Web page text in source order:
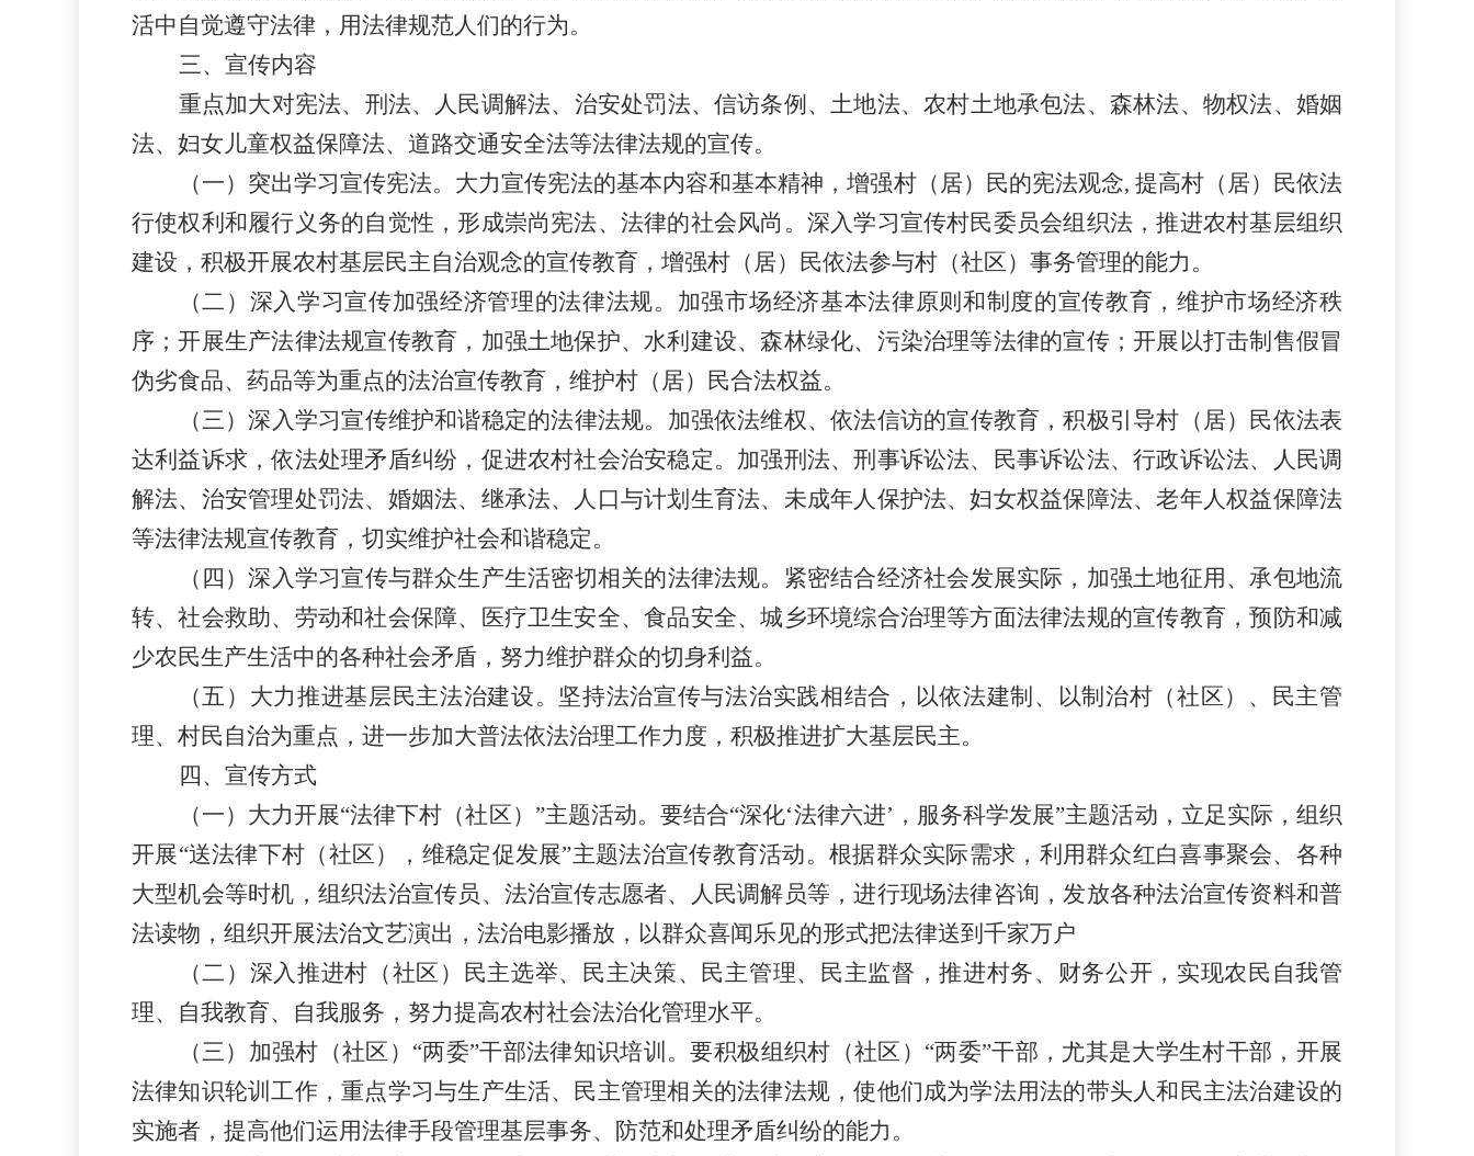
活中自觉遵守法律，用法律规范人们的行为。
三、宣传内容
重点加大对宪法、刑法、人民调解法、治安处罚法、信访条例、土地法、农村土地承包法、森林法、物权法、婚姻
法、妇女儿童权益保障法、道路交通安全法等法律法规的宣传。
（一）突出学习宣传宪法。大力宣传宪法的基本内容和基本精神，增强村（居）民的宪法观念, 提高村（居）民依法
行使权利和履行义务的自觉性，形成崇尚宪法、法律的社会风尚。深入学习宣传村民委员会组织法，推进农村基层组织
建设，积极开展农村基层民主自治观念的宣传教育，增强村（居）民依法参与村（社区） 事务管理的能力。
（二）深入学习宣传加强经济管理的法律法规。加强市场经济基本法律原则和制度的宣传教育，维护市场经济秩
序；开展生产法律法规宣传教育，加强土地保护、水利建设、森林绿化、污染治理等法律的宣传；开展以打击制售假冒
伪劣食品、药品等为重点的法治宣传教育，维护村（居）民合法权益。
（三）深入学习宣传维护和谐稳定的法律法规。加强依法维权、依法信访的宣传教育，积极引导村（居）民依法表
达利益诉求，依法处理矛盾纠纷，促进农村社会治安稳定。加强刑法、刑事诉讼法、民事诉讼法、行政诉讼法、人民调
解法、治安管理处罚法、婚姻法、继承法、人口与计划生育法、未成年人保护法、妇女权益保障法、老年人权益保障法
等法律法规宣传教育，切实维护社会和谐稳定。
（四）深入学习宣传与群众生产生活密切相关的法律法规。紧密结合经济社会发展实际，加强土地征用、承包地流
转、社会救助、劳动和社会保障、医疗卫生安全、食品安全、城乡环境综合治理等方面法律法规的宣传教育，预防和减
少农民生产生活中的各种社会矛盾，努力维护群众的切身利益。
（五）大力推进基层民主法治建设。坚持法治宣传与法治实践相结合，以依法建制、以制治村 （社区） 、民主管
理、村民自治为重点，进一步加大普法依法治理工作力度，积极推进扩大基层民主。
四、宣传方式
（一）大力开展“法律下村（社区） ”主题活动。要结合“深化‘法律六进’，服务科学发展”主题活动，立足实际，组织
开展“送法律下村（社区）
，维稳定促发展”主题法治宣传教育活动。根据群众实际需求，利用群众红白喜事聚会、各种
大型机会等时机，组织法治宣传员、法治宣传志愿者、人民调解员等，进行现场法律咨询，发放各种法治宣传资料和普
法读物，组织开展法治文艺演出，法治电影播放，以群众喜闻乐见的形式把法律送到千家万户
（二）深入推进村（社区）
民主选举、民主决策、民主管理、民主监督，推进村务、财务公开，实现农民自我管
理、自我教育、自我服务，努力提高农村社会法治化管理水平。
（三）加强村（社区） “两委”干部法律知识培训。要积极组织村（社区） “两委”干部，尤其是大学生村干部，开展
法律知识轮训工作，重点学习与生产生活、民主管理相关的法律法规，使他们成为学法用法的带头人和民主法治建设的
实施者，提高他们运用法律手段管理基层事务、防范和处理矛盾纠纷的能力。